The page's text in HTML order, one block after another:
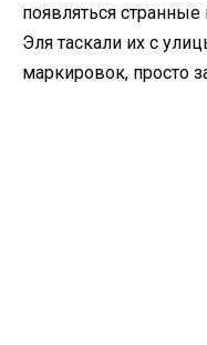
появляться
Эля таскали их с
маркировок, просто